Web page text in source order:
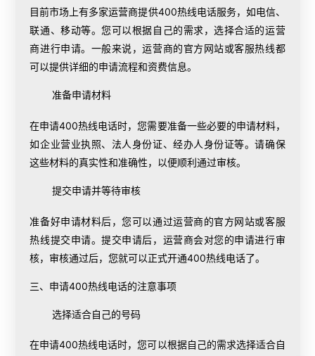
目前市场上有多家运营商提供400热线电话服务，如电信、
联通、移动等。您可以根据自己的需求，选择合适的运营
商进行申请。一般来说，运营商的官方网站或客服热线都
可以提供详细的申请流程和资费信息。
准备申请材料
在申请400热线电话时，您需要准备一些必要的申请材料，
如企业营业执照、法人身份证、经办人身份证等。请确保
这些材料的真实性和准确性，以便顺利通过审核。
提交申请并等待审核
准备好申请材料后，您可以通过运营商的官方网站或客服
热线提交申请。提交申请后，运营商会对您的申请进行审
核，审核通过后，您就可以正式开通400热线电话了。
三、申请400热线电话的注意事项
选择适合自己的号码
在申请400热线电话时，您可以根据自己的需求选择适合自